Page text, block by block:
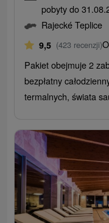
pobyty do
Rajecké Teplice
9,5 (423 recenzji)
Pakiet obejmuje 2
bezpłatny
termalnych, świata